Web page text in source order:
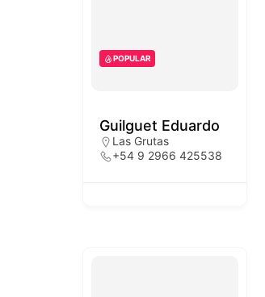
POPULAR
Guilguet Eduardo
Las Grutas
+54 9 2966 425538